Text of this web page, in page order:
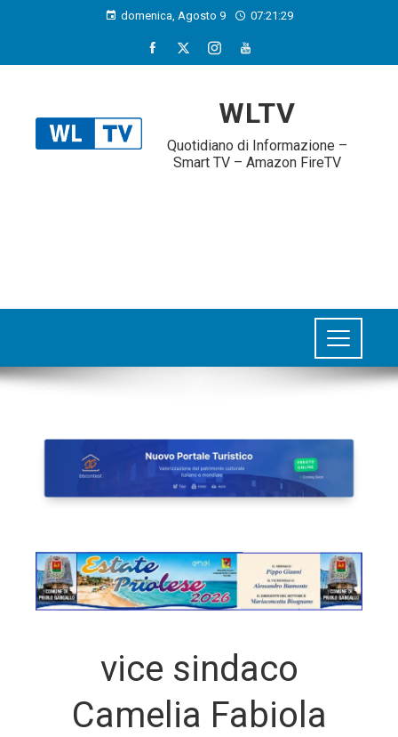
domenica, Agosto 9 07:21:29
WLTV
Quotidiano di Informazione –
Smart TV – Amazon FireTV
vice sindaco
Camelia Fabiola